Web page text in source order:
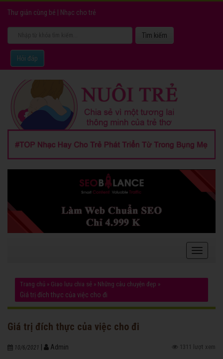
Thư giản cùng bé Nhạc cho trẻ
Hỏi đáp
Trang chủ » Giao lưu chia sẻ » Những câu chuyện đẹp »
Giá trị đích thực của việc cho đi
Giá trị đích thực của việc cho đi
10/6/2021 Admin 1311 lượt xem